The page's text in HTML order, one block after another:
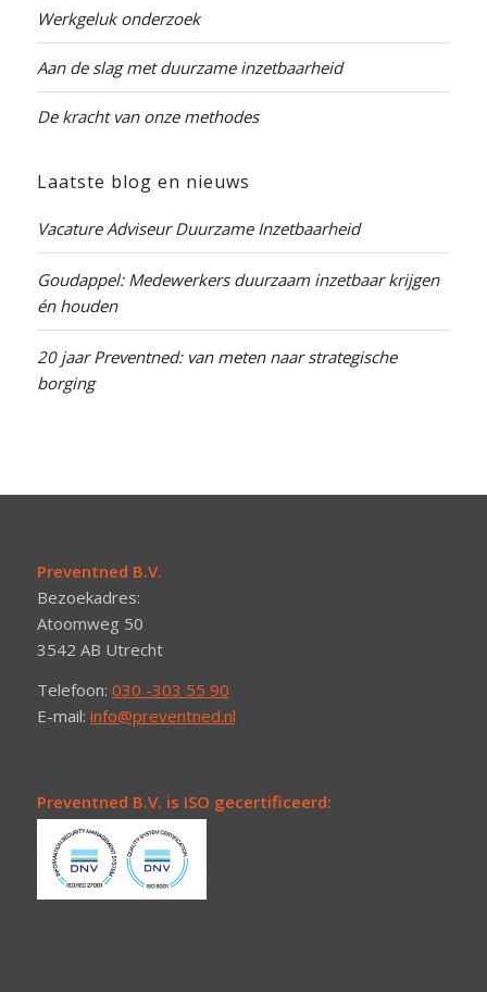
Werkgeluk onderzoek
Aan de slag met duurzame inzetbaarheid
De kracht van onze methodes
Laatste blog en nieuws
Vacature Adviseur Duurzame Inzetbaarheid
Goudappel: Medewerkers duurzaam inzetbaar krijgen
én houden
20 jaar Preventned: van meten naar strategische
borging
Preventned B.V.
Bezoekadres:
Atoomweg 50
3542 AB Utrecht
Telefoon: 030 -303 55 90
E-mail: info@preventned.nl
Preventned B.V. is ISO gecertificeerd: